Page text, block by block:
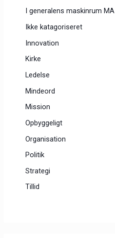
I generalens maskinrum MA
Ikke katagoriseret
Innovation
Kirke
Ledelse
Mindeord
Mission
Opbyggeligt
Organisation
Politik
Strategi
Tillid